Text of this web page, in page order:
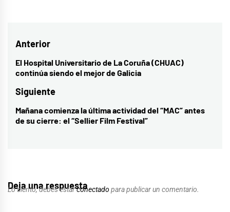
Navegación
de
Anterior
Entrada
anterior:
El Hospital Universitario de La Coruña (CHUAC)
continúa siendo el mejor de Galicia
Siguiente
Entrada
siguiente:
Mañana comienza la última actividad del “MAC” antes
de su cierre: el “Sellier Film Festival”
Deja una respuesta
Lo siento, debes estarconectado para publicar un comentario.